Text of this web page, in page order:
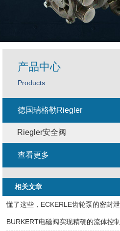
产品中心
Products
德国瑞格勒Riegler
Riegler安全阀
查看更多
相关文章
BURKERT电磁阀实现精确的流体控制